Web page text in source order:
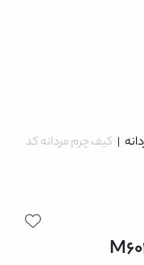
| کیف چرم مردانه کد